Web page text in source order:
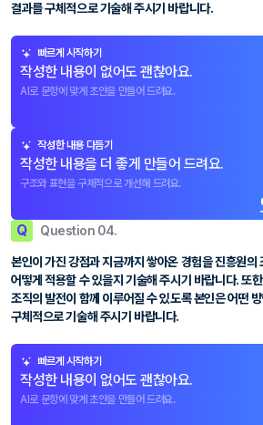
결과를 구체적으로 기술해 주시기 바랍니다.
빠르게 시작하기
작성한 내용이 없어도 괜찮아요.
AI로 문항에 맞게 초안을 만들어 드려요.
작성한 내용 다듬기
작성한 내용을 더 좋게 만들어 드려요.
구조와 표현을 구체적으로 개선해 드려요.
Q Question 04.
본인이 가진 강점과 지금까지 쌓아온 경험을 진흥원의
어떻게 적용할 수 있을지 기술해 주시기 바랍니다. 또
조직의 발전이 함께 이루어질 수 있도록 본인은 어떤
구체적으로 기술해 주시기 바랍니다.
빠르게 시작하기
작성한 내용이 없어도 괜찮아요.
AI로 문항에 맞게 초안을 만들어 드려요.